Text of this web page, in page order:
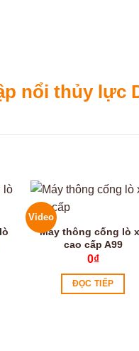
nổi thủy lực
Video
Máy thông cống lò
cao cấp A99
0₫
ĐỌC TIẾP